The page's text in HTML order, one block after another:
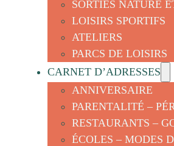
SORTIES NATURE
LOISIRS SPORTIFS
ATELIERS
PARCS DE LOISIRS
CARNET D’ADRESSES
ANNIVERSAIRE
PARENTALITÉ –
RESTAURANTS –
ÉCOLES – MODES